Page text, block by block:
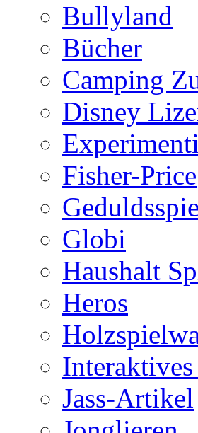
Bullyland
Bücher
Camping
Disney
Fisher-Price
Globi
Haushalt
Heros
Jass-Artikel